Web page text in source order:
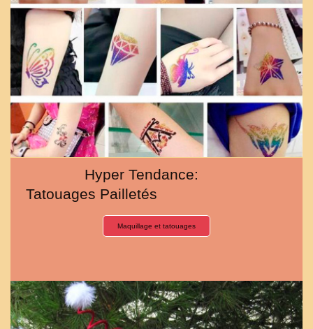
Hyper Tendance:
Tatouages Pailletés
Maquillage et tatouages